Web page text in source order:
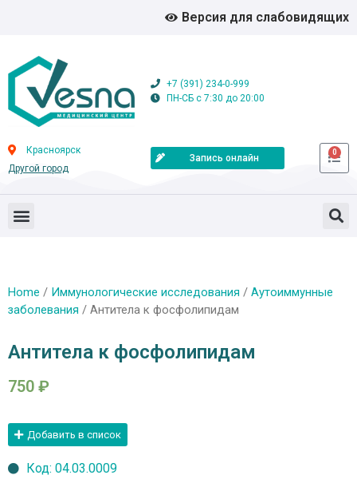
Версия для слабовидящих
+7 (391) 234-0-999
ПН-СБ с 7:30 до 20:00
Красноярск
Другой город
Запись онлайн
0
Home / Иммунологические исследования / Аутоиммунные
заболевания / Антитела к фосфолипидам
Антитела к фосфолипидам
750 ₽
Добавить в список
Код: 04.03.0009